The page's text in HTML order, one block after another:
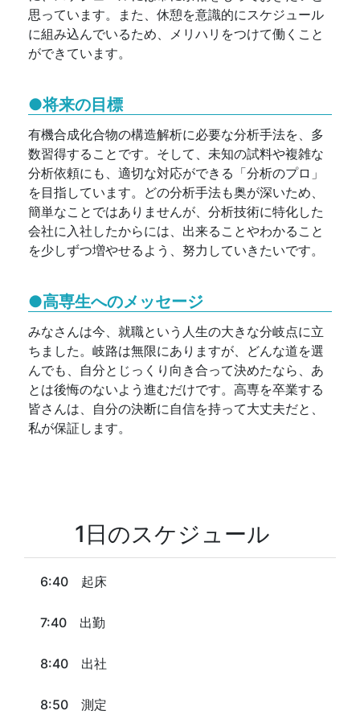
思っています。また、休憩を意識的にスケジュール
に組み込んでいるため、メリハリをつけて働くこと
ができています。
●将来の目標
有機合成化合物の構造解析に必要な分析手法を、多
数習得することです。そして、未知の試料や複雑な
分析依頼にも、適切な対応ができる「分析のプロ」
を目指しています。どの分析手法も奥が深いため、
簡単なことではありませんが、分析技術に特化した
会社に入社したからには、出来ることやわかること
を少しずつ増やせるよう、努力していきたいです。
●高専生へのメッセージ
みなさんは今、就職という人生の大きな分岐点に立
ちました。岐路は無限にありますが、どんな道を選
んでも、自分とじっくり向き合って決めたなら、あ
とは後悔のないよう進むだけです。高専を卒業する
皆さんは、自分の決断に自信を持って大丈夫だと、
私が保証します。
1日のスケジュール
6:40 起床
7:40 出勤
8:40 出社
8:50 測定